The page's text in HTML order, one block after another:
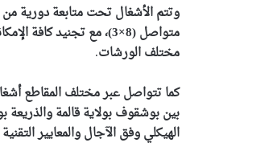
وتتم الأشغالتحت متابعة دورية من
متواصل (8×3)، مع تجنيد
مختلف الورشات.
كما تتواصل عبر مختلف المقاطع
الهيكلي وفق الآجال والمعايير